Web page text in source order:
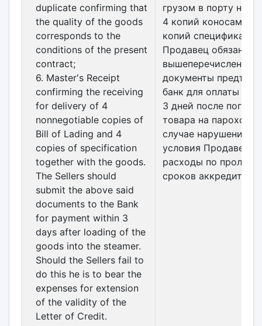
duplicate confirming that
the quality of the goods
corresponds to the
conditions of the present
contract;
6. Master's Receipt
confirming the receiving
for delivery of 4
nonnegotiable copies of
Bill of Lading and 4
copies of specification
together with the goods.
The Sellers should
submit the above said
documents to the Bank
for payment within 3
days after loading of the
goods into the steamer.
Should the Sellers fail to
do this he is to bear the
expenses for extension
of the validity of the
Letter of Credit.
грузом в порту
4 копий
копий
Продавец обязан
вышеперечисленные
документы
банк для оплаты в
3 дней после
товара на пароход. В
случае нарушения
условия Продавец
расходы по
сроков аккредитива.